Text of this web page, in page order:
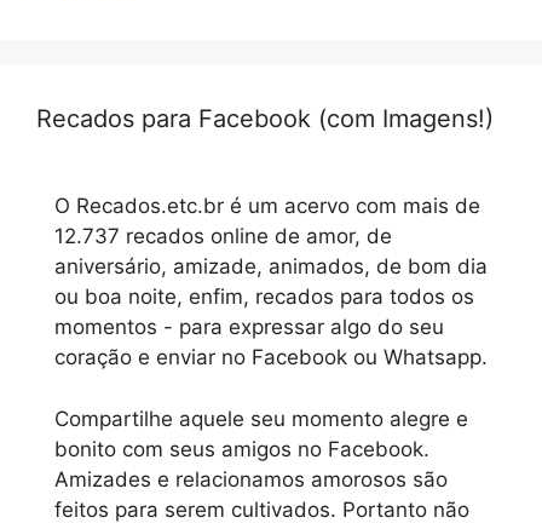
Recados para Facebook (com Imagens!)
O Recados.etc.br é um acervo com mais de
12.737 recados online de amor, de
aniversário, amizade, animados, de bom dia
ou boa noite, enfim, recados para todos os
momentos - para expressar algo do seu
coração e enviar no Facebook ou Whatsapp.
Compartilhe aquele seu momento alegre e
bonito com seus amigos no Facebook.
Amizades e relacionamos amorosos são
feitos para serem cultivados. Portanto não